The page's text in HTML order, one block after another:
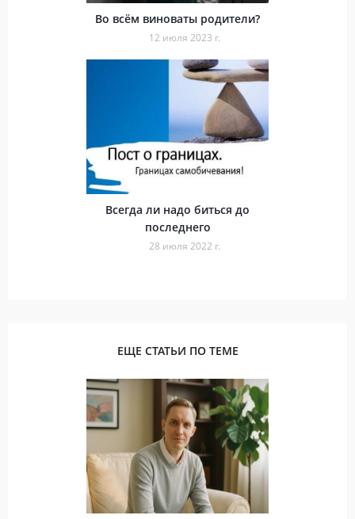
Во всём виноваты родители?
12 июля 2023 г.
Всегда ли надо биться до
последнего
28 июля 2022 г.
ЕЩЕ СТАТЬИ ПО ТЕМЕ